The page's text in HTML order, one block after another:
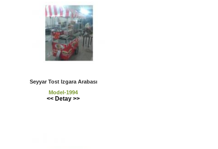
Seyyar Tost Izgara Arabası
Model-1994
<< Detay >>